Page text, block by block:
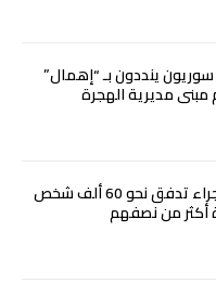
ينددون بـ “إهمال”
مديرية الهجرة
سبتة: وفاة 34 مهاجرا جراء تدفق نحو 60 ألف شخص
أكثر من نصفهم